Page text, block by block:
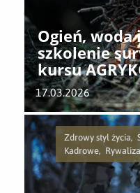
Ogień,
szkolenie
kursu
17.03.2026
Zdrowy styl życia,
Kadrowe,